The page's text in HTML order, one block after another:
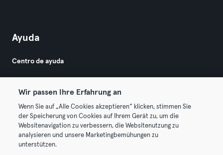
Ayuda
Centro de ayuda
© 2026 Urban Sports Group GmbH. All rights reserved.
Términos y condiciones
Wir passen Ihre Erfahrung an
Wenn Sie auf „Alle Cookies akzeptieren“ klicken, stimmen Sie
der Speicherung von Cookies auf Ihrem Gerät zu, um die
Websitenavigation zu verbessern, die Websitenutzung zu
analysieren und unsere Marketingbemühungen zu
unterstützen.